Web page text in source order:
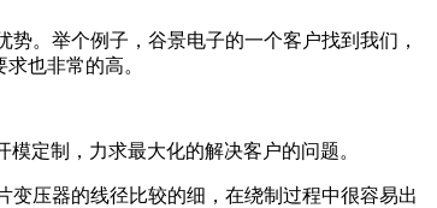
势。举个例子，谷景电子的一个客户找到我们，
也非常的高。
定制，力求最大化的解决客户的问题。
压器的线径比较的细，在绕制过程中很容易出